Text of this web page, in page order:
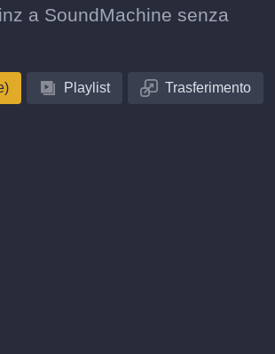
a SoundMachine senza
Playlist Trasferimento